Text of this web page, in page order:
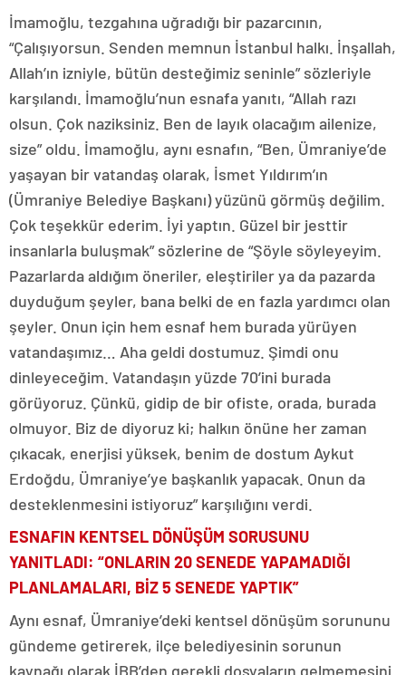
İmamoğlu, tezgahına uğradığı bir pazarcının,
“Çalışıyorsun. Senden memnun İstanbul halkı. İnşallah,
Allah’ın izniyle, bütün desteğimiz seninle” sözleriyle
karşılandı. İmamoğlu’nun esnafa yanıtı, “Allah razı
olsun. Çok naziksiniz. Ben de layık olacağım ailenize,
size” oldu. İmamoğlu, aynı esnafın, “Ben, Ümraniye’de
yaşayan bir vatandaş olarak, İsmet Yıldırım’ın
(Ümraniye Belediye Başkanı) yüzünü görmüş değilim.
Çok teşekkür ederim. İyi yaptın. Güzel bir jesttir
insanlarla buluşmak” sözlerine de “Şöyle söyleyeyim.
Pazarlarda aldığım öneriler, eleştiriler ya da pazarda
duyduğum şeyler, bana belki de en fazla yardımcı olan
şeyler. Onun için hem esnaf hem burada yürüyen
vatandaşımız… Aha geldi dostumuz. Şimdi onu
dinleyeceğim. Vatandaşın yüzde 70’ini burada
görüyoruz. Çünkü, gidip de bir ofiste, orada, burada
olmuyor. Biz de diyoruz ki; halkın önüne her zaman
çıkacak, enerjisi yüksek, benim de dostum Aykut
Erdoğdu, Ümraniye’ye başkanlık yapacak. Onun da
desteklenmesini istiyoruz” karşılığını verdi.
ESNAFIN KENTSEL DÖNÜŞÜM SORUSUNU
YANITLADI: “ONLARIN 20 SENEDE YAPAMADIĞI
PLANLAMALARI, BİZ 5 SENEDE YAPTIK”
Aynı esnaf, Ümraniye’deki kentsel dönüşüm sorununu
gündeme getirerek, ilçe belediyesinin sorunun
kaynağı olarak İBB’den gerekli dosyaların gelmemesini